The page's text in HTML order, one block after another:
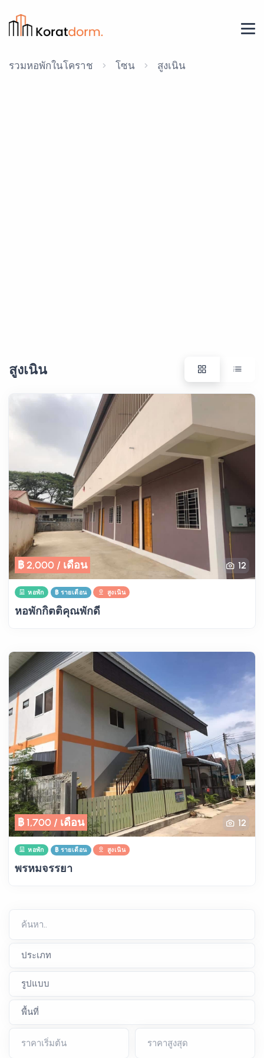
รวมหอพักในโคราช โซน สูงเนิน
สูงเนิน
฿ 2,000 / เดือน 12
หอพัก ฿ รายเดือน สูงเนิน
หอพักกิตติคุณพักดี
฿ 1,700 / เดือน 12
หอพัก ฿ รายเดือน สูงเนิน
พรหมจรรยา
ค้นหา..
ราคาเริ่มต้น ราคาสูงสุด